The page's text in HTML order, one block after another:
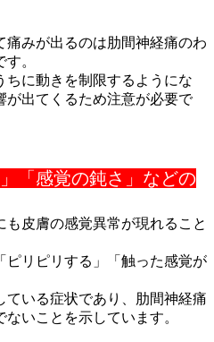
痛みが出るのは肋間神経痛のわ
。
に動きを制限するようにな
が出てくるため注意が必要で
「感覚の鈍さ」などの
も皮膚の感覚異常が現れること
ピリピリする」「触った感覚が
ている症状であり、肋間神経痛
いことを示しています。